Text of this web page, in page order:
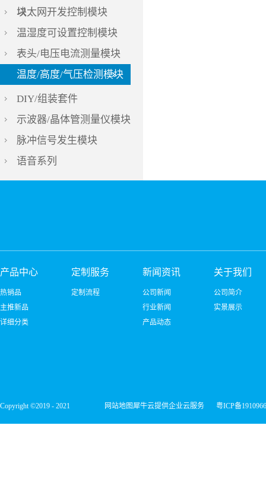
块
以太网开发控制模块
温湿度可设置控制模块
表头/电压电流测量模块
温度/高度/气压检测模块
DIY/组装套件
示波器/晶体管测量仪模块
脉冲信号发生模块
语音系列
产品中心
热销品
主推新品
详细分类
定制服务
定制流程
新闻资讯
公司新闻
行业新闻
产品动态
关于我们
公司简介
实景展示
Copyright ©2019 - 2021 网站地图犀牛云提供企业云服务 粤ICP备